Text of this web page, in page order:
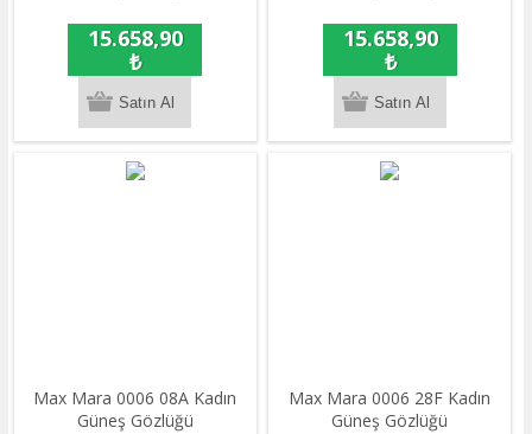
15.658,90
₺
15.658,90
₺
Max Mara 0006 08A Kadın
Güneş Gözlüğü
Max Mara 0006 28F Kadın
Güneş Gözlüğü